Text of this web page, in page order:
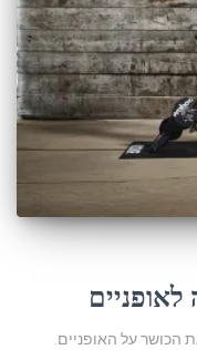
לאופניים
הכושר על האופניים.